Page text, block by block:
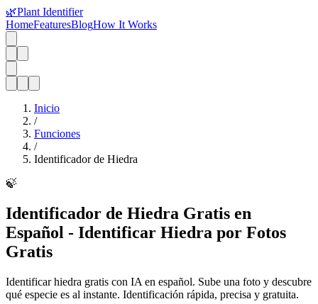
🌿Plant Identifier
HomeFeaturesBlogHow It Works
Inicio
/
Funciones
/
Identificador de Hiedra
🍃
Identificador de Hiedra Gratis en
Español - Identificar Hiedra por Fotos
Gratis
Identificar hiedra gratis con IA en español. Sube una foto y descubre
qué especie es al instante. Identificación rápida, precisa y gratuita.